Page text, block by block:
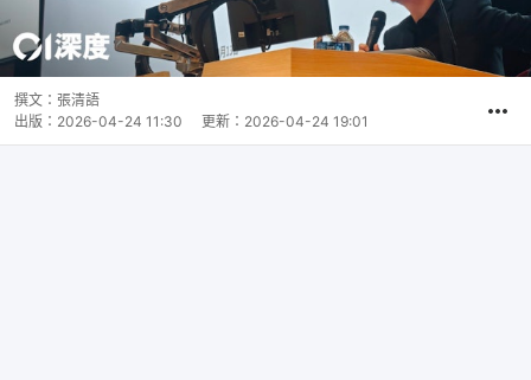
撰文： 張清語
出版： 2026-04-24 11:30 更新： 2026-04-24 19:01